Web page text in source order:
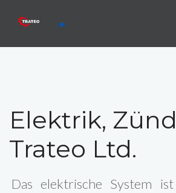
Elektrik,
Trateo Ltd.
Das elektrische System